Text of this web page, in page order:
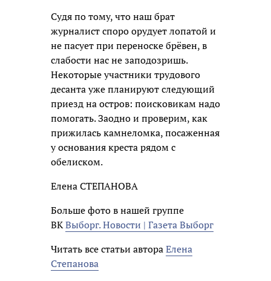
Судя по тому, что наш брат
журналист споро орудует лопатой и
не пасует при переноске брёвен, в
слабости нас не заподозришь.
Некоторые участники трудового
десанта уже планируют следующий
приезд на остров: поисковикам надо
помогать. Заодно и проверим, как
прижилась камнеломка, посаженная
у основания креста рядом с
обелиском.
Елена СТЕПАНОВА
Больше фото в нашей группе
ВКВыборг. Новости | Газета Выборг
Читать все статьи автораЕлена
Степанова